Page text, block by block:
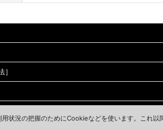
状況の把握のためにCookieなどを使います。これ